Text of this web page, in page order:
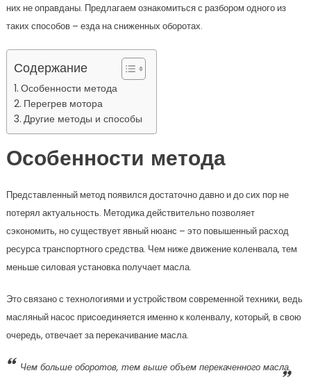
них не оправданы. Предлагаем ознакомиться с разбором одного из
таких способов – езда на сниженных оборотах.
Содержание
Особенности метода
Перегрев мотора
Другие методы и способы
Особенности метода
Представленный метод появился достаточно давно и до сих пор не
потерял актуальность. Методика действительно позволяет
сэкономить, но существует явный нюанс – это повышенный расход
ресурса транспортного средства. Чем ниже движение коленвала, тем
меньше силовая установка получает масла.
Это связано с технологиями и устройством современной техники, ведь
масляный насос присоединяется именно к коленвалу, который, в свою
очередь, отвечает за перекачивание масла.
Чем больше оборотов, тем выше объем перекаченного масла.